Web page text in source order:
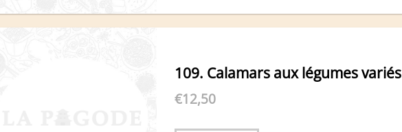
109. Calamars aux légumes variés
€12,50